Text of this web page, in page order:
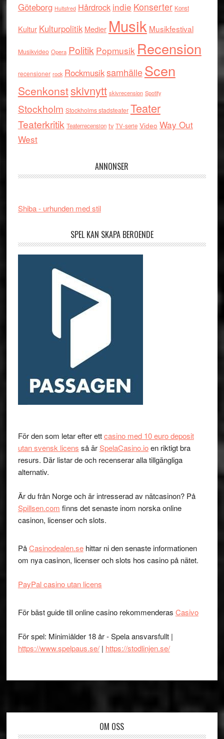
Göteborg Hultsfred Hårdrock indie Konserter Konst
Kultur Kulturpolitik Medier Musik Musikfestival
Musikvideo Opera Politik Popmusik Recension
recensioner rock RockmusiksamhälleScen
Scenkonstskivnytt skivrecension Spotify
Stockholm Stockholms stadsteater Teater
Teaterkritik Teaterrecension tv TV-serie Video Way Out
West
ANNONSER
Shiba - urhunden med stil
SPEL KAN SKAPA BEROENDE
För den som letar efter ettcasino med 10 euro deposit
utan svensk licens så ärSpelaCasino.ioen riktigt bra
resurs. Där listar de och recenserar alla tillgängliga
alternativ.
Är du från Norge och är intresserad av nätcasinon? På
Spillsen.com finns det senaste inom norska online
casinon, licenser och slots.
PåCasinodealen.sehittar ni den senaste informationen
om nya casinon, licenser och slots hos casino på nätet.
PayPal casino utan licens
För bäst guide till online casino rekommenderas Casivo
För spel: Minimiålder 18 år - Spela ansvarsfullt |
https://www.spelpaus.se/| https://stodlinjen.se/
OM OSS